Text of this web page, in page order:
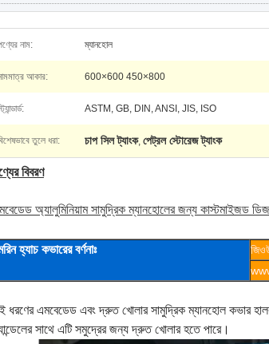
নাম: ম্যানহোল
আকার: 600×600 450×800
ASTM, GB, DIN, ANSI, JIS, ISO
তুলে ধরা: চাপ সিল ট্যাংক, পেট্রল স্টোরেজ ট্যাংক
বিবরণ
অ্যালুমিনিয়াম সামুদ্রিক ম্যানহোলের জন্য কাস্টমাইজড
হ্যাচ কভারের বর্ণনাঃ
ধরণের এমবেডেড এবং দ্রুত খোলার সামুদ্রিক ম্যানহোল কভার
সাথে এটি সমুদ্রের জন্য দ্রুত খোলার হতে পারে।